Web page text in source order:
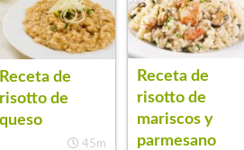
Receta de
risotto de
queso
45m
Receta de
risotto de
mariscos y
parmesano